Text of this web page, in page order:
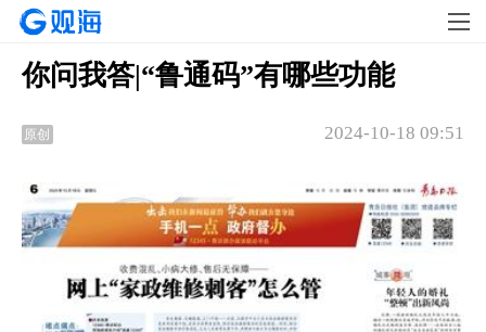
你问我答|“鲁通码”有哪些功能
原创 2024-10-18 09:51